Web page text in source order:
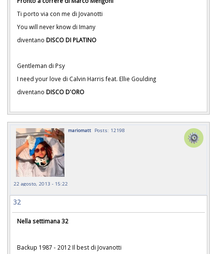
Ti porto via con me di Jovanotti
You will never know di Imany
diventano DISCO DI PLATINO
Gentleman di Psy
I need your love di Calvin Harris feat. Ellie Goulding
diventano DISCO D'ORO
mariomatt Posts: 12198
22 agosto, 2013 - 15:22
32
Nella settimana 32
Backup 1987 - 2012 Il best di Jovanotti